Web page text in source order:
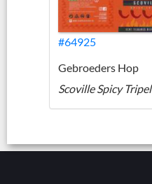
#64925
Gebroeders Hop
Scoville Spicy Tripel